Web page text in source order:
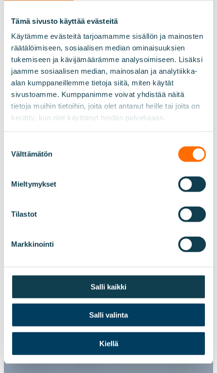
Tämä sivusto käyttää evästeitä
Käytämme evästeitä tarjoamamme sisällön ja mainosten
räätälöimiseen, sosiaalisen median ominaisuuksien
tukemiseen ja kävijämäärämme analysoimiseen. Lisäksi
jaamme sosiaalisen median, mainosalan ja analytiikka-
alan kumppaneillemme tietoja siitä, miten käytät
sivustoamme. Kumppanimme voivat yhdistää näitä
tietoja muihin tietoihin, joita olet antanut heille tai joita on
kerätty, kun olet käyttänyt heidän palvelujaan.
valinta
Välttämätön
Mieltymykset
Tilastot
Markkinointi
Salli kaikki
Salli valinta
Kiellä